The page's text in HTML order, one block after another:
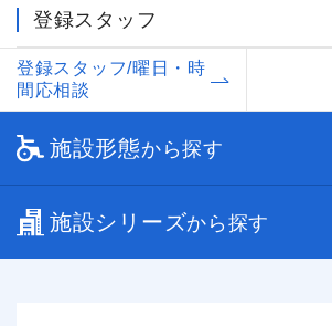
登録スタッフ
登録スタッフ/曜日・時
間応相談
施設形態から探す
施設シリーズから探す